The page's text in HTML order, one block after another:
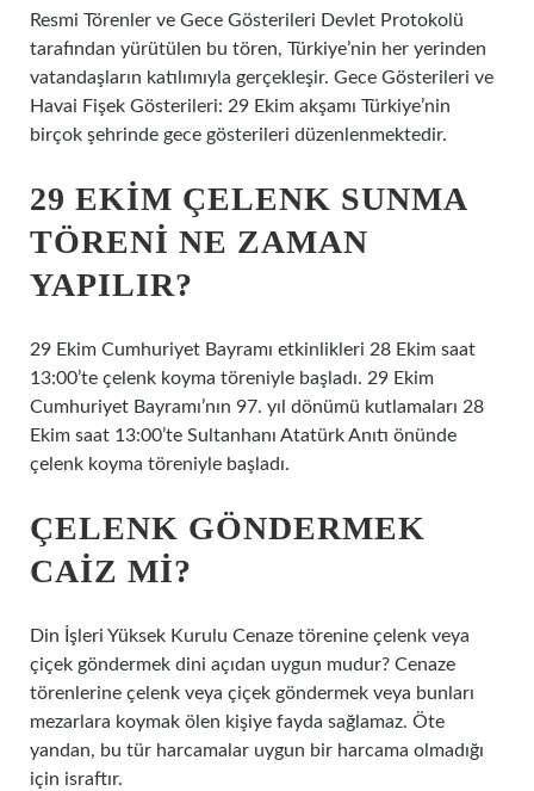
Resmi Törenler ve Gece Gösterileri Devlet Protokolü
tarafından yürütülen bu tören, Türkiye’nin her yerinden
vatandaşların katılımıyla gerçekleşir. Gece Gösterileri ve
Havai Fişek Gösterileri: 29 Ekim akşamı Türkiye’nin
birçok şehrinde gece gösterileri düzenlenmektedir.
29 EKIM ÇELENK SUNMA
TÖRENI NE ZAMAN
YAPILIR?
29 Ekim Cumhuriyet Bayramı etkinlikleri 28 Ekim saat
13:00’te çelenk koyma töreniyle başladı. 29 Ekim
Cumhuriyet Bayramı’nın 97. yıl dönümü kutlamaları 28
Ekim saat 13:00’te Sultanhanı Atatürk Anıtı önünde
çelenk koyma töreniyle başladı.
ÇELENK GÖNDERMEK
CAIZ MI?
Din İşleri Yüksek Kurulu Cenaze törenine çelenk veya
çiçek göndermek dini açıdan uygun mudur? Cenaze
törenlerine çelenk veya çiçek göndermek veya bunları
mezarlara koymak ölen kişiye fayda sağlamaz. Öte
yandan, bu tür harcamalar uygun bir harcama olmadığı
için israftır.